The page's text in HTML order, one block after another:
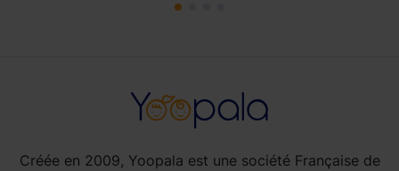
Créée en 2009, Yoopala est une société Française de